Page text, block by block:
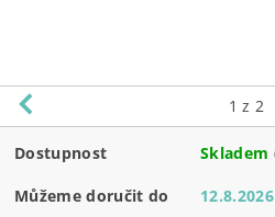
1 z 2
Dostupnost Skladem
Můžeme doručit do 12.8.2026